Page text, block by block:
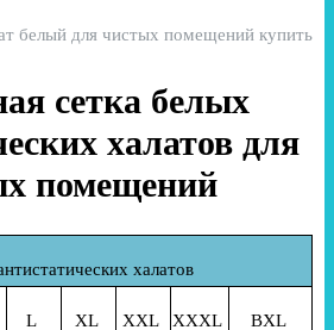
сетка белых
халатов для
помещений
халатов
L XL XXL XXXL BXL